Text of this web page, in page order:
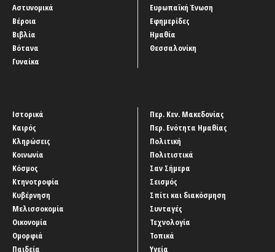
Αστυνομικά
Βέροια
Βιβλία
Βότανα
Γυναίκα
Ευρωπαϊκή Ένωση
Εφημερίδες
Ημαθία
Θεσσαλονίκη
Ιστορικά
Καιρός
Κληρώσεις
Κοινωνία
Κόσμος
Κτηνοτροφία
Κυβέρνηση
Μελισσοκομία
Οικονομία
Ομορφιά
Παιδεία
Περ. Κεν. Μακεδονίας
Περ. Ενότητα Ημαθίας
Πολιτική
Πολιτιστικά
Σαν Σήμερα
Σεισμός
Σπίτι και διακόσμηση
Συνταγές
Τεχνολογία
Τοπικά
Υγεία